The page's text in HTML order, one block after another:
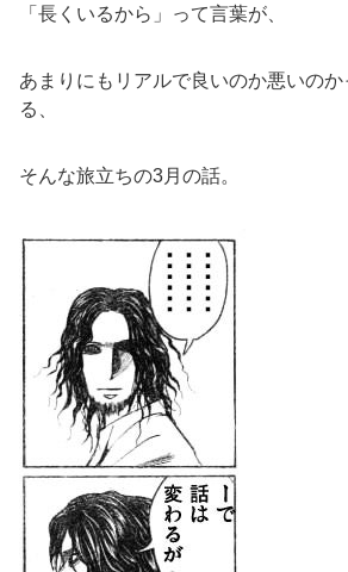
「長くいるから」って言葉が、
あまりにもリアルで良いのか悪いの
る、
そんな旅立ちの3月の話。